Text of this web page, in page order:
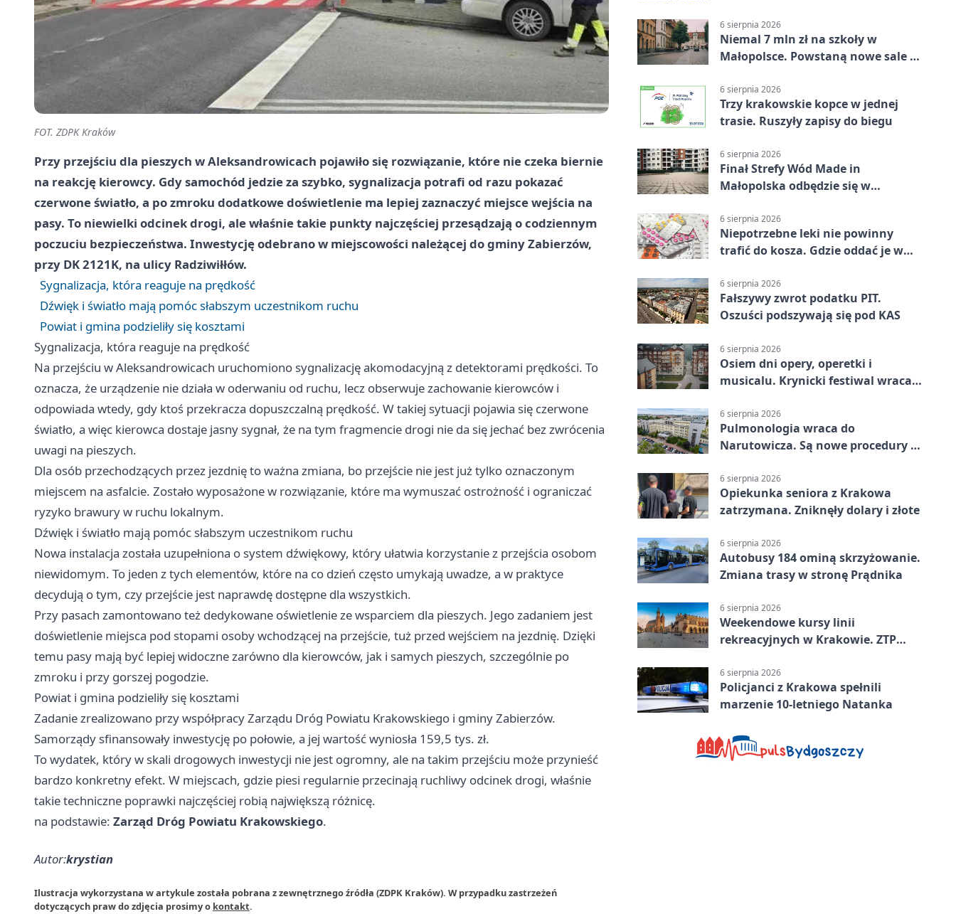
FOT. ZDPK Kraków
Przy przejściu dla pieszych w Aleksandrowicach pojawiło się rozwiązanie, które nie czeka biernie
na reakcję kierowcy. Gdy samochód jedzie za szybko, sygnalizacja potrafi od razu pokazać
czerwone światło, a po zmroku dodatkowe doświetlenie ma lepiej zaznaczyć miejsce wejścia na
pasy. To niewielki odcinek drogi, ale właśnie takie punkty najczęściej przesądzają o codziennym
poczuciu bezpieczeństwa. Inwestycję odebrano w miejscowości należącej do gminy Zabierzów,
przy DK 2121K, na ulicy Radziwiłłów.
Sygnalizacja, która reaguje na prędkość
Dźwięk i światło mają pomóc słabszym uczestnikom ruchu
Powiat i gmina podzieliły się kosztami
Sygnalizacja, która reaguje na prędkość
Na przejściu w Aleksandrowicach uruchomiono sygnalizację akomodacyjną z detektorami prędkości. To
oznacza, że urządzenie nie działa w oderwaniu od ruchu, lecz obserwuje zachowanie kierowców i
odpowiada wtedy, gdy ktoś przekracza dopuszczalną prędkość. W takiej sytuacji pojawia się czerwone
światło, a więc kierowca dostaje jasny sygnał, że na tym fragmencie drogi nie da się jechać bez zwrócenia
uwagi na pieszych.
Dla osób przechodzących przez jezdnię to ważna zmiana, bo przejście nie jest już tylko oznaczonym
miejscem na asfalcie. Zostało wyposażone w rozwiązanie, które ma wymuszać ostrożność i ograniczać
ryzyko brawury w ruchu lokalnym.
Dźwięk i światło mają pomóc słabszym uczestnikom ruchu
Nowa instalacja została uzupełniona o system dźwiękowy, który ułatwia korzystanie z przejścia osobom
niewidomym. To jeden z tych elementów, które na co dzień często umykają uwadze, a w praktyce
decydują o tym, czy przejście jest naprawdę dostępne dla wszystkich.
Przy pasach zamontowano też dedykowane oświetlenie ze wsparciem dla pieszych. Jego zadaniem jest
doświetlenie miejsca pod stopami osoby wchodzącej na przejście, tuż przed wejściem na jezdnię. Dzięki
temu pasy mają być lepiej widoczne zarówno dla kierowców, jak i samych pieszych, szczególnie po
zmroku i przy gorszej pogodzie.
Powiat i gmina podzieliły się kosztami
Zadanie zrealizowano przy współpracy Zarządu Dróg Powiatu Krakowskiego i gminy Zabierzów.
Samorządy sfinansowały inwestycję po połowie, a jej wartość wyniosła 159,5 tys. zł.
To wydatek, który w skali drogowych inwestycji nie jest ogromny, ale na takim przejściu może przynieść
bardzo konkretny efekt. W miejscach, gdzie piesi regularnie przecinają ruchliwy odcinek drogi, właśnie
takie techniczne poprawki najczęściej robią największą różnicę.
na podstawie: Zarząd Dróg Powiatu Krakowskiego.
Autor:krystian
Ilustracja wykorzystana w artykule została pobrana z zewnętrznego źródła (ZDPK Kraków). W przypadku zastrzeżeń
dotyczących praw do zdjęcia prosimy o kontakt.
6 sierpnia 2026
Niemal 7 mln zł na szkoły w
Małopolsce. Powstaną nowe sale i
6 sierpnia 2026
Trzy krakowskie kopce w jednej
trasie. Ruszyły zapisy do biegu
6 sierpnia 2026
Finał Strefy Wód Made in
Małopolska odbędzie się w
6 sierpnia 2026
Niepotrzebne leki nie powinny
trafić do kosza. Gdzie oddać je w
6 sierpnia 2026
Fałszywy zwrot podatku PIT.
Oszuści podszywają się pod KAS
6 sierpnia 2026
Osiem dni opery, operetki i
musicalu. Krynicki festiwal wraca z
6 sierpnia 2026
Pulmonologia wraca do
Narutowicza. Są nowe procedury i
6 sierpnia 2026
Opiekunka seniora z Krakowa
zatrzymana. Zniknęły dolary i złote
6 sierpnia 2026
Autobusy 184 ominą skrzyżowanie.
Zmiana trasy w stronę Prądnika
6 sierpnia 2026
Weekendowe kursy linii
rekreacyjnych w Krakowie. ZTP
6 sierpnia 2026
Policjanci z Krakowa spełnili
marzenie 10-letniego Natanka